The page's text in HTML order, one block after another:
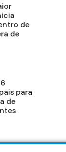
de
de
para
de